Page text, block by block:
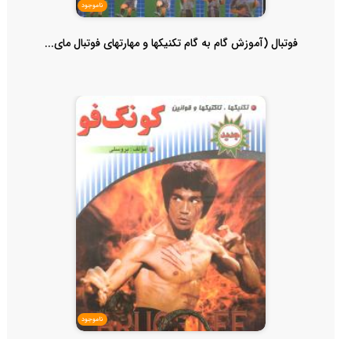
ناموجود
فوتبال (آموزش گام به گام تکنیکها و مهارتهای فوتبال مای...
ناموجود